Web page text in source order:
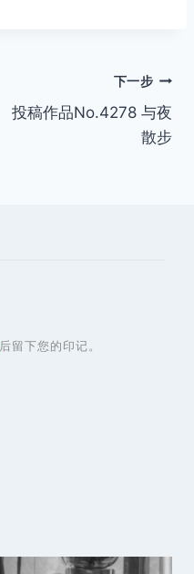
下一步
投稿作品No.4278 与夜
散步
后留下您的印记。